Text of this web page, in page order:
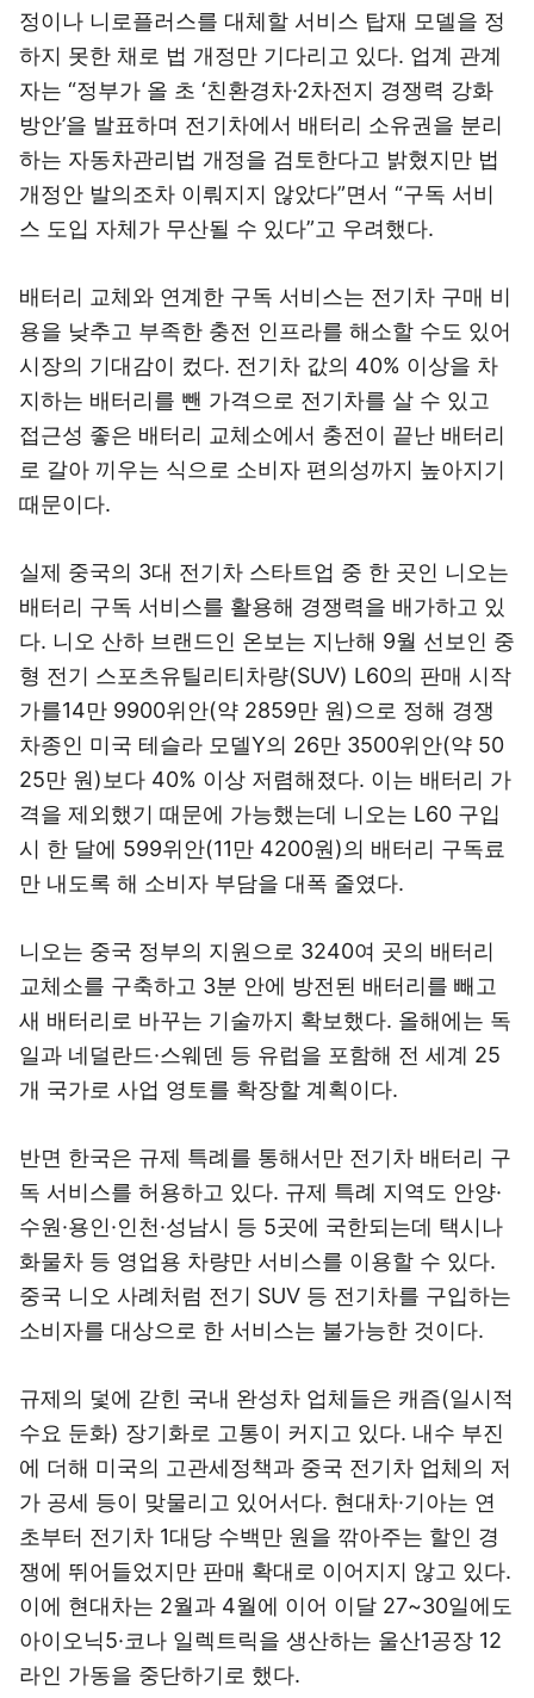
정이나 니로플러스를 대체할 서비스 탑재 모델을 정
하지 못한 채로 법 개정만 기다리고 있다. 업계 관계
자는 “정부가 올 초 ‘친환경차·2차전지 경쟁력 강화
방안’을 발표하며 전기차에서 배터리 소유권을 분리
하는 자동차관리법 개정을 검토한다고 밝혔지만 법
개정안 발의조차 이뤄지지 않았다”면서 “구독 서비
스 도입 자체가 무산될 수 있다”고 우려했다.
배터리 교체와 연계한 구독 서비스는 전기차 구매 비
용을 낮추고 부족한 충전 인프라를 해소할 수도 있어
시장의 기대감이 컸다. 전기차 값의 40% 이상을 차
지하는 배터리를 뺀 가격으로 전기차를 살 수 있고
접근성 좋은 배터리 교체소에서 충전이 끝난 배터리
로 갈아 끼우는 식으로 소비자 편의성까지 높아지기
때문이다.
실제 중국의 3대 전기차 스타트업 중 한 곳인 니오는
배터리 구독 서비스를 활용해 경쟁력을 배가하고 있
다. 니오 산하 브랜드인 온보는 지난해 9월 선보인 중
형 전기 스포츠유틸리티차량(SUV) L60의 판매 시작
가를14만 9900위안(약 2859만 원)으로 정해 경쟁
차종인 미국 테슬라 모델Y의 26만 3500위안(약 50
25만 원)보다 40% 이상 저렴해졌다. 이는 배터리 가
격을 제외했기 때문에 가능했는데 니오는 L60 구입
시 한 달에 599위안(11만 4200원)의 배터리 구독료
만 내도록 해 소비자 부담을 대폭 줄였다.
니오는 중국 정부의 지원으로 3240여 곳의 배터리
교체소를 구축하고 3분 안에 방전된 배터리를 빼고
새 배터리로 바꾸는 기술까지 확보했다. 올해에는 독
일과 네덜란드·스웨덴 등 유럽을 포함해 전 세계 25
개 국가로 사업 영토를 확장할 계획이다.
반면 한국은 규제 특례를 통해서만 전기차 배터리 구
독 서비스를 허용하고 있다. 규제 특례 지역도 안양·
수원·용인·인천·성남시 등 5곳에 국한되는데 택시나
화물차 등 영업용 차량만 서비스를 이용할 수 있다.
중국 니오 사례처럼 전기 SUV 등 전기차를 구입하는
소비자를 대상으로 한 서비스는 불가능한 것이다.
규제의 덫에 갇힌 국내 완성차 업체들은 캐즘(일시적
수요 둔화) 장기화로 고통이 커지고 있다. 내수 부진
에 더해 미국의 고관세정책과 중국 전기차 업체의 저
가 공세 등이 맞물리고 있어서다. 현대차·기아는 연
초부터 전기차 1대당 수백만 원을 깎아주는 할인 경
쟁에 뛰어들었지만 판매 확대로 이어지지 않고 있다.
이에 현대차는 2월과 4월에 이어 이달 27~30일에도
아이오닉5·코나 일렉트릭을 생산하는 울산1공장 12
라인 가동을 중단하기로 했다.